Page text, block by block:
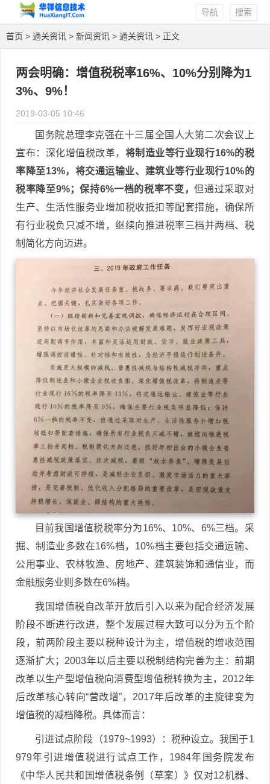
搜索
导航
首页 > 通关资讯 > 新闻资讯 > 通关资讯 > 正文
两会明确：增值税税率16%、10%分别降为1
3%、9%！
2019-03-05 10:46
国务院总理李克强在十三届全国人大第二次会议上
宣布：深化增值税改革， 将制造业等行业现行16%的税
率降至13%，将交通运输业、建筑业等行业现行10%的
税率降至9%；保持6%一档的税率不变，但通过采取对
生产、生活性服务业增加税收抵扣等配套措施，确保所
有行业税负只减不增，继续向推进税率三档并两档、税
制简化方向迈进。
目前我国增值税税率分为16%、10%、6%三档。采
掘、制造业多数在16%档，10%档主要包括交通运输、
公用事业、农林牧渔、房地产、建筑装饰和通信业，而
金融服务业则多数在6%档。
我国增值税自改革开放后引入以来为配合经济发展
阶段不断进行改进，整个发展过程大致可以分为五个阶
段，前两阶段主要以税种设计为主，增值税的增收范围
逐渐扩大；2003年以后主要以税制结构完善为主：前期
改革以生产型增值税向消费型增值税转换为主，2012年
后改革核心转向“营改增”，2017年后改革的主旋律变为
增值税的减档降税。具体而言：
引进试点阶段（1979~1993）：税种设立。我国于1
979年引进增值税进行试点工作，1984年国务院发布
《中华人民共和国增值税条例（草案）》仅对12机器、